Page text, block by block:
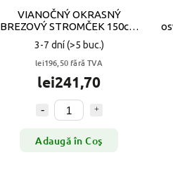
VIANOČNÝ OKRASNÝ
BREZOVÝ STROMČEK 150cm
LED SVETLÁ
3-7 dní(>5 buc.)
lei196,50 fără TVA
lei241,70
Adaugă în Coş